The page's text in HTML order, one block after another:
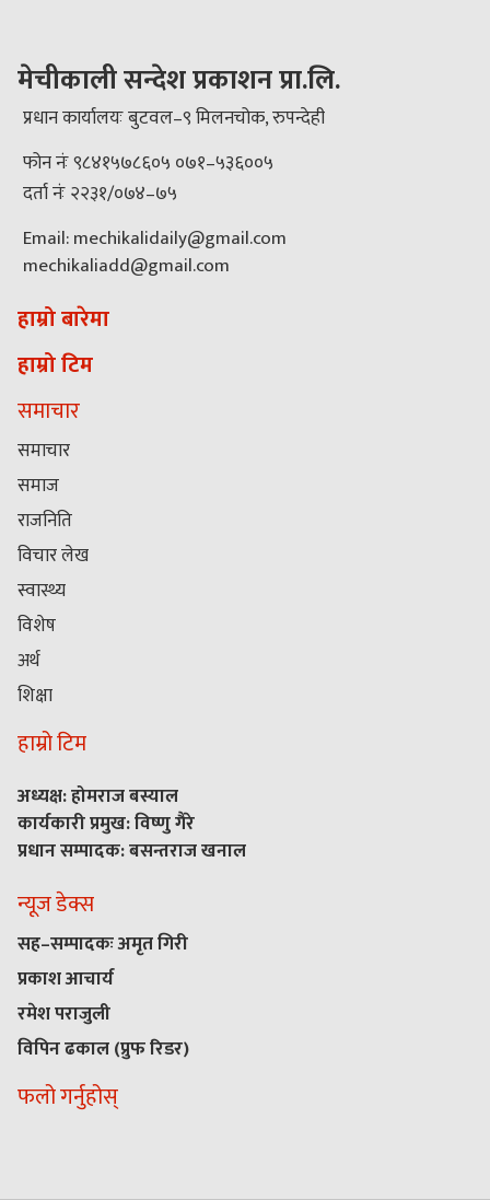
मेचीकाली सन्देश प्रकाशन प्रा.लि.
प्रधान कार्यालयः बुटवल–९ मिलनचोक, रुपन्देही
फोन नंः ९८४१५७८६०५ ०७१–५३६००५
दर्ता नंः २२३१/०७४–७५
Email: mechikalidaily@gmail.com
mechikaliadd@gmail.com
हाम्रो बारेमा
हाम्रो टिम
समाचार
समाचार
समाज
राजनिति
विचार लेख
स्वास्थ्य
विशेष
अर्थ
शिक्षा
हाम्रो टिम
अध्यक्ष: होमराज बस्याल
कार्यकारी प्रमुख: विष्णु गैरे
प्रधान सम्पादक: बसन्तराज खनाल
न्यूज डेक्स
सह–सम्पादकः अमृत गिरी
प्रकाश आचार्य
रमेश पराजुली
विपिन ढकाल (प्रुफ रिडर)
फलो गर्नुहोस्